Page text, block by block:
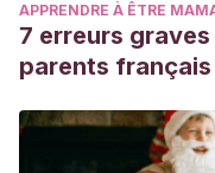
APPRENDRE À ÊTRE
7 erreurs
parents